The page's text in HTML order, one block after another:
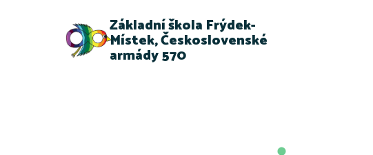
Základní škola Frýdek-
Místek, Československé
armády 570